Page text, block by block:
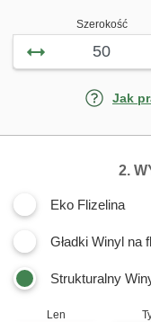
Szerokość
Jak
2.
Eko Flizelina
Gładki Winyl na
Strukturalny
Len